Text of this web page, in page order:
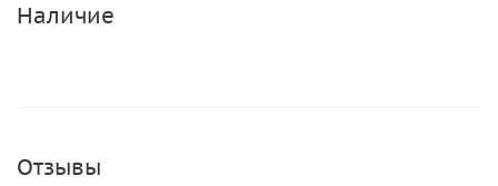
Наличие
Отзывы